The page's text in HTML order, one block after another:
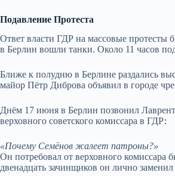
Подавление Протеста
Ответ власти ГДР на массовые
в Берлин вошли танки. Около 11 часов
Ближе к полудню в Берлине раздались
майор Пётр Диброва объявил в городе
Днём 17 июня в Берлин позвонил
верховного советского комиссара в ГДР:
«Почему Семёнов жалеет патроны?»
Он потребовал от верховного комиссара
двенадцать зачинщиков он лично